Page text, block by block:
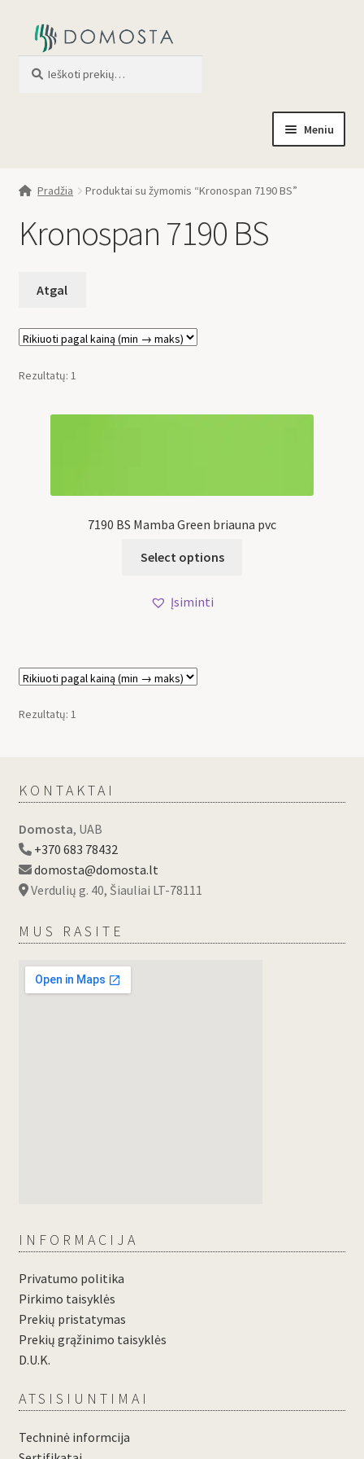
Meniu
Profilis
Pradžia Produktai su žymomis “Kronospan 7190 BS”
Kronospan 7190 BS
Rezultatų: 1
7190 BS Mamba Green briauna pvc
Select options
Įsiminti
Rezultatų: 1
KONTAKTAI
Domosta, UAB
+370 683 78432
domosta@domosta.lt
Verdulių g. 40, Šiauliai LT-78111
MUS RASITE
INFORMACIJA
Privatumo politika
Pirkimo taisyklės
Prekių pristatymas
Prekių grąžinimo taisyklės
D.U.K.
ATSISIUNTIMAI
Techninė informcija